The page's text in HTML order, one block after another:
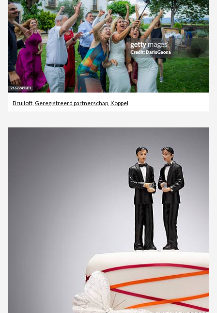
Bruiloft Geregistreerd partnerschap Koppel